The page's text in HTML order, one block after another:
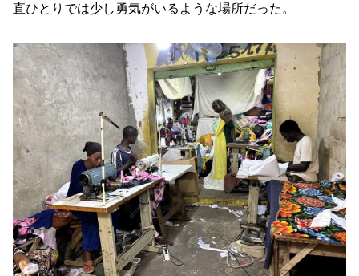
直ひとりでは少し勇気がいるような場所だった。